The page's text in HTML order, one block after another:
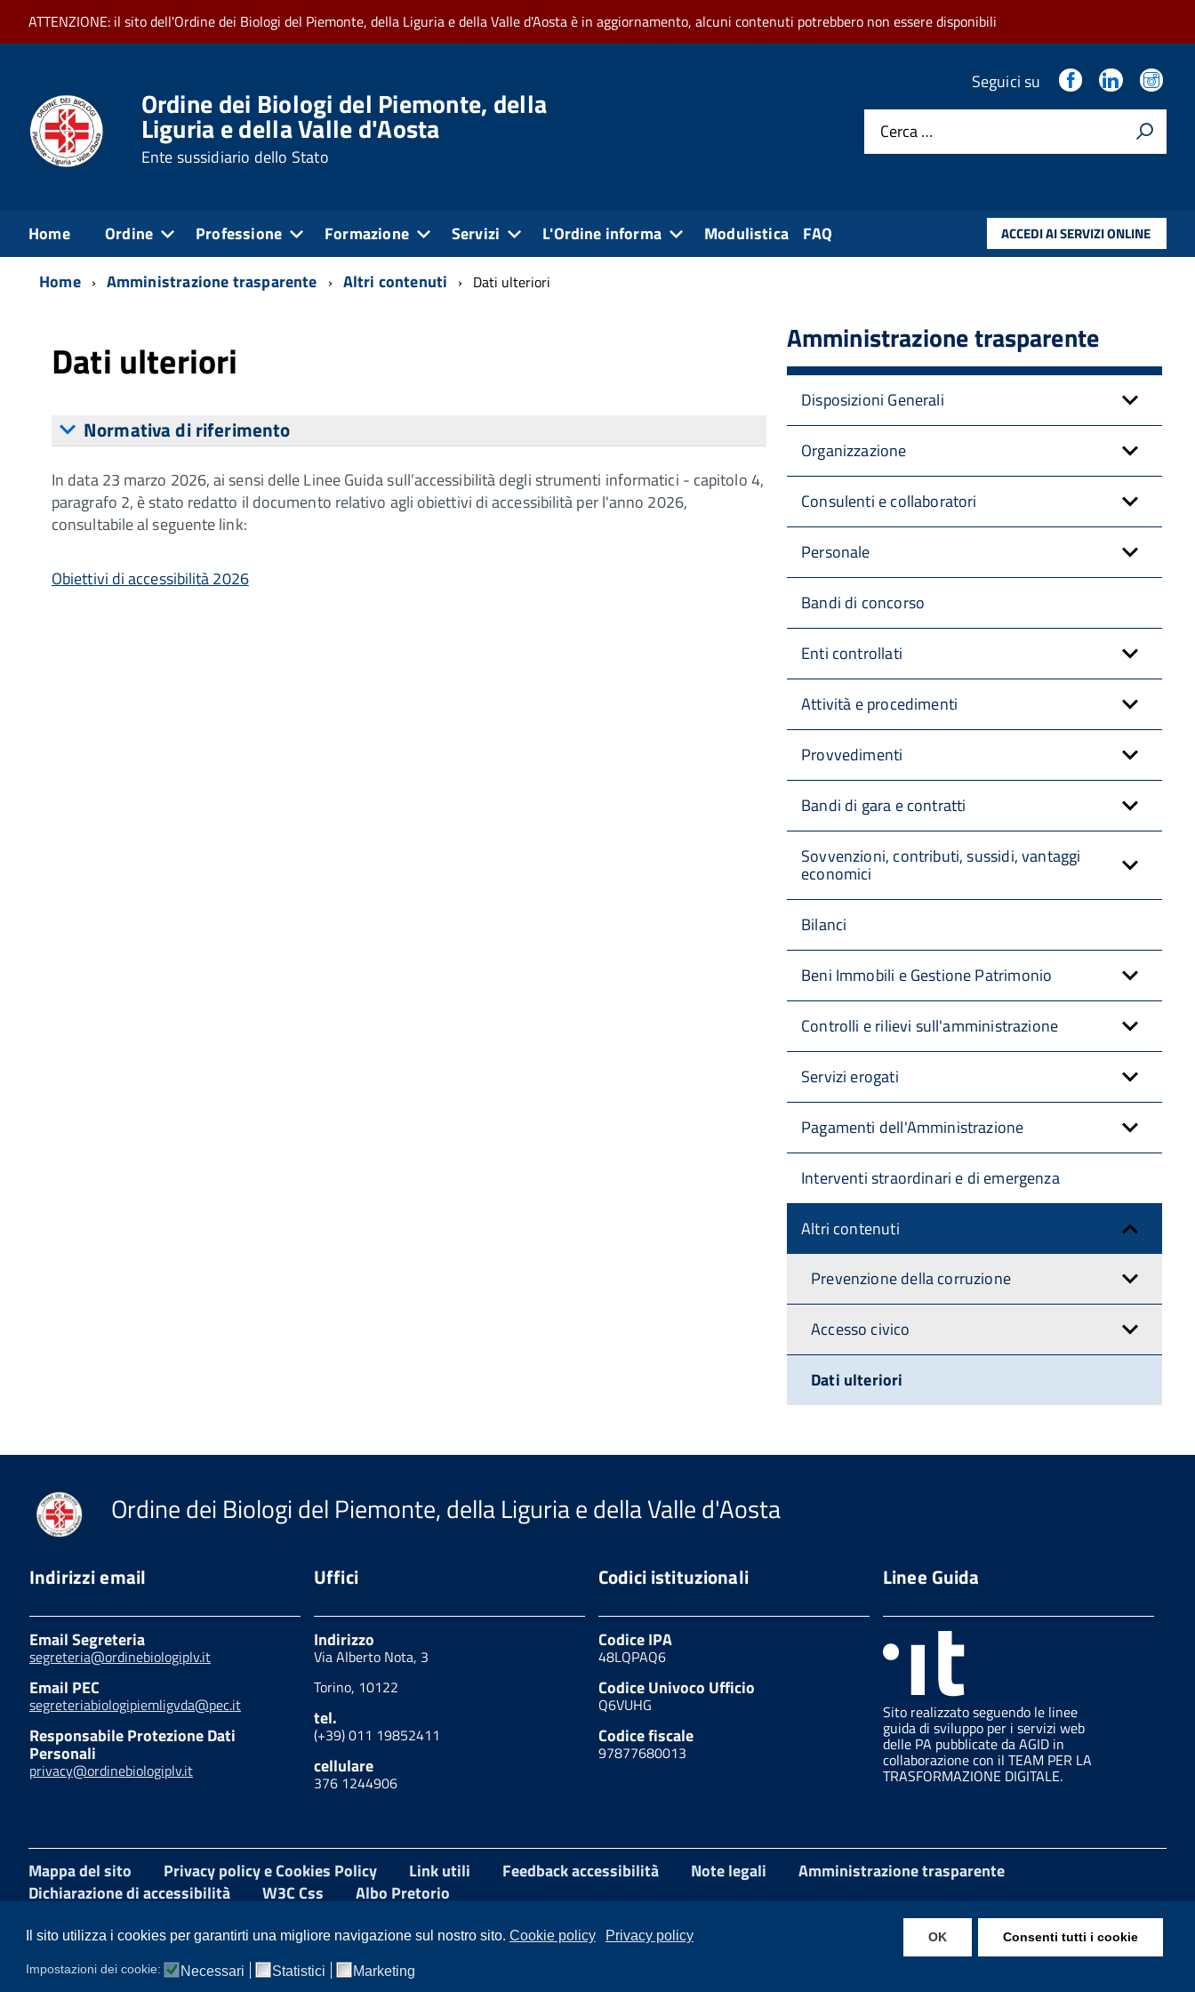
Il sito utilizza i cookies per garantirti una migliore navigazione sul nostro sito. Cookie policy Privacy policy OK Consenti tutti i cookie
Impostazioni dei cookie: Necessari Statistici Marketing
ATTENZIONE: il sito dell'Ordine dei Biologi del Piemonte, della Liguria e della Valle d'Aosta è in aggiornamento, alcuni contenuti potrebbero non essere disponibili
Ordine dei Biologi del Piemonte, della
Liguria e della Valle d'Aosta
Ente sussidiario dello Stato
Seguici su
Cerca …
Home Ordine Professione Formazione Servizi L'Ordine informa Modulistica ACCEDI AI SERVIZI ONLINE
FAQ
Home
Amministrazione trasparente Altri contenuti Dati ulteriori
Dati ulteriori
Normativa di riferimento
In data 23 marzo 2026, ai sensi delle Linee Guida sull’accessibilità degli strumenti informatici - capitolo 4,
paragrafo 2, è stato redatto il documento relativo agli obiettivi di accessibilità per l'anno 2026,
consultabile al seguente link:
Obiettivi di accessibilità 2026
Amministrazione trasparente
Disposizioni Generali
Organizzazione
Consulenti e collaboratori
Personale
Bandi di concorso
Enti controllati
Attività e procedimenti
Provvedimenti
Bandi di gara e contratti
Sovvenzioni, contributi, sussidi, vantaggi
economici
Bilanci
Beni Immobili e Gestione Patrimonio
Controlli e rilievi sull'amministrazione
Servizi erogati
Pagamenti dell'Amministrazione
Interventi straordinari e di emergenza
Altri contenuti
Prevenzione della corruzione
Accesso civico
Dati ulteriori
Ordine dei Biologi del Piemonte, della Liguria e della Valle d'Aosta
Indirizzi email
Email Segreteria
segreteria@ordinebiologiplv.it
Email PEC
segreteriabiologipiemligvda@pec.it
Responsabile Protezione Dati
Personali
privacy@ordinebiologiplv.it
Uffici
Indirizzo
Via Alberto Nota, 3
Torino, 10122
tel.
(+39) 011 19852411
cellulare
376 1244906
Codici istituzionali
Codice IPA
48LQPAQ6
Codice Univoco Ufficio
Q6VUHG
Codice fiscale
97877680013
Linee Guida
Sito realizzato seguendo le linee
guida di sviluppo per i servizi web
delle PA pubblicate da AGID in
collaborazione con il TEAM PER LA
TRASFORMAZIONE DIGITALE.
Mappa del sito Privacy policy e Cookies Policy Link utili Feedback accessibilità Note legali
Amministrazione trasparente
Dichiarazione di accessibilità
W3C Css
Albo Pretorio
Facebook
LinkedIn Instagram